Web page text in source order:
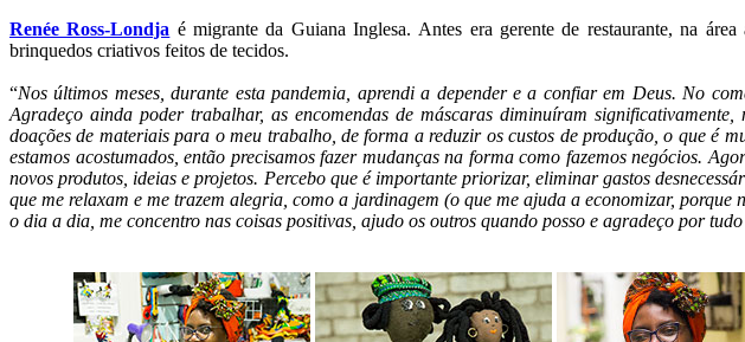
Renée Ross-Londja é migrante da Guiana Inglesa. Antes era gerente de restaurante, na
brinquedos criativos feitos de tecidos.
“Nos últimos meses, durante esta pandemia, aprendi a depender e a confiar em Deus. No
Agradeço ainda poder trabalhar, as encomendas de máscaras diminuíram
doações de materiais para o meu trabalho, de forma a reduzir os custos de produção, o que é
estamos acostumados, então precisamos fazer mudanças na forma como fazemos negócios.
novos produtos, ideias e projetos. Percebo que é importante priorizar, eliminar gastos
que me relaxam e me trazem alegria, como a jardinagem (o que me ajuda a economizar,
o dia a dia, me concentro nas coisas positivas, ajudo os outros quando posso e agradeço por